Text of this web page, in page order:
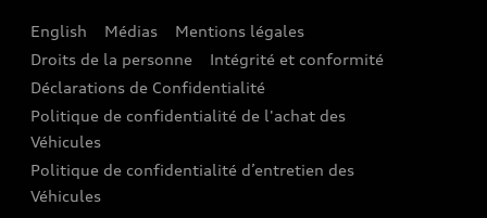
Audi connect
Assistance routière
Audi Care
Centres de carrosserie Audi
English Médias
Mentions légales
Droits de la personne
Intégrité et conformité
Déclarations de Confidentialité
Politique de confidentialité de l'achat des
Véhicules
Politique de confidentialité d’entretien des
Véhicules